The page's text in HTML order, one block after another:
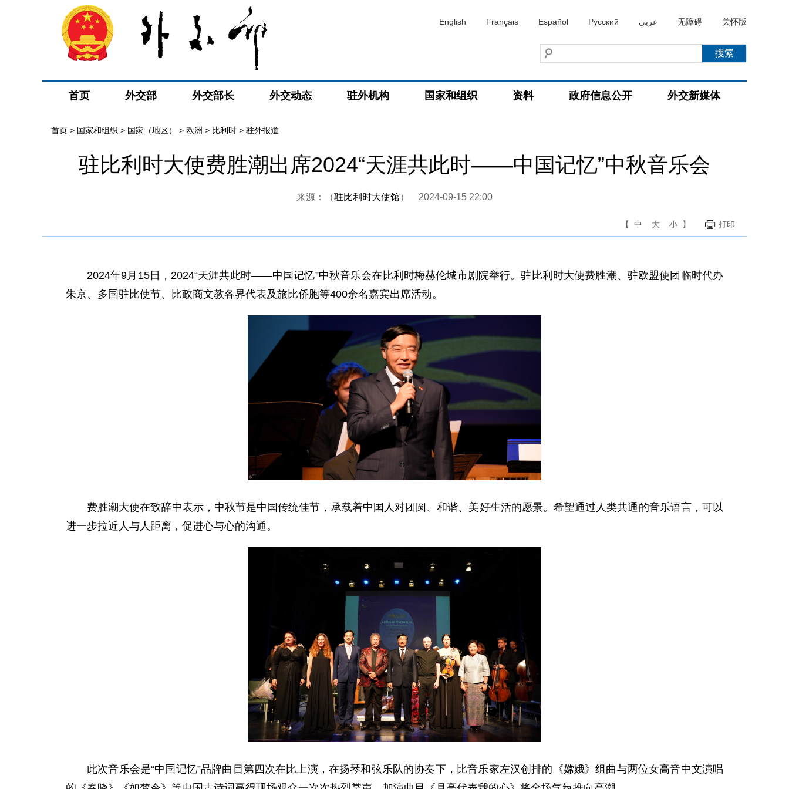
English Français Español Русский عربي 无障碍 关怀版
首页 外交部 外交部长 外交动态 驻外机构 国家和组织 资料 政府信息公开 外交新媒体
首页 > 国家和组织 > 国家（地区） > 欧洲 > 比利时 > 驻外报道
驻比利时大使费胜潮出席2024“天涯共此时——中国记忆”中秋音乐会
来源：（驻比利时大使馆） 2024-09-15 22:00
【 中 大 小 】 打印
2024年9月15日，2024“天涯共此时——中国记忆”中秋音乐会在比利时梅赫伦城市剧院举行。驻比利时大使费胜潮、驻欧盟使团临时代办
朱京、多国驻比使节、比政商文教各界代表及旅比侨胞等400余名嘉宾出席活动。
费胜潮大使在致辞中表示，中秋节是中国传统佳节，承载着中国人对团圆、和谐、美好生活的愿景。希望通过人类共通的音乐语言，可以
进一步拉近人与人距离，促进心与心的沟通。
此次音乐会是“中国记忆”品牌曲目第四次在比上演，在扬琴和弦乐队的协奏下，比音乐家左汉创排的《嫦娥》组曲与两位女高音中文演唱